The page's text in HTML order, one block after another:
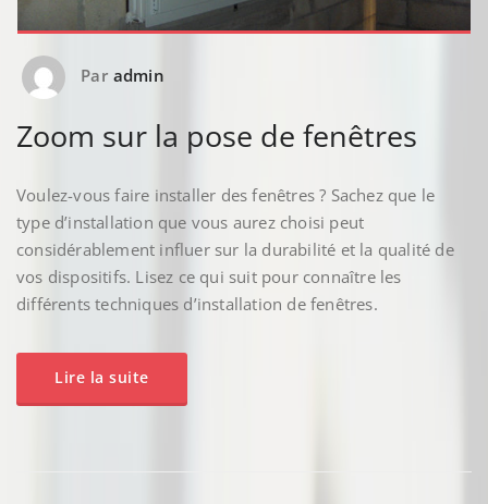
Par admin
Zoom sur la pose de fenêtres
Voulez-vous faire installer des fenêtres ? Sachez que le
type d’installation que vous aurez choisi peut
considérablement influer sur la durabilité et la qualité de
vos dispositifs. Lisez ce qui suit pour connaître les
différents techniques d’installation de fenêtres.
Lire la suite